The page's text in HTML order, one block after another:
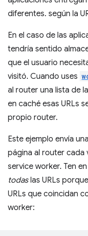
diferentes. según la
En el caso de las
tendría sentido
que el usuario
visitó. Cuando uses
al router una lista de
en caché esas URLs
propio router.
Este ejemplo envía
página al router cada
service worker. Ten
todaslas URLs
URLs que coincidan
worker: